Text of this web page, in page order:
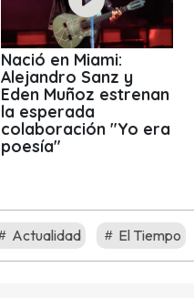
Nació en Miami:
Alejandro Sanz y
Eden Muñoz estrenan
la esperada
colaboración "Yo era
poesía"
Actualidad El Tiempo